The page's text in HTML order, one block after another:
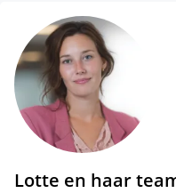
Lotte en haar